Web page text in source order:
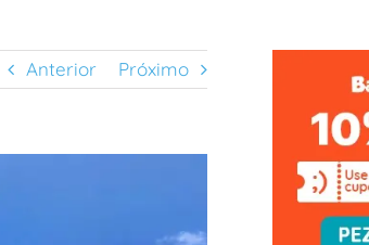
Anterior Próximo